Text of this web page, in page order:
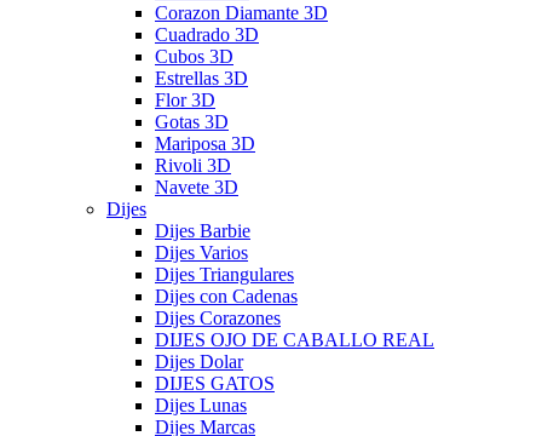
Corazon Diamante 3D
Cuadrado 3D
Cubos 3D
Estrellas 3D
Flor 3D
Gotas 3D
Mariposa 3D
Rivoli 3D
Navete 3D
Dijes
Dijes Barbie
Dijes Varios
Dijes Triangulares
Dijes con Cadenas
Dijes Corazones
DIJES OJO DE CABALLO REAL
Dijes Dolar
DIJES GATOS
Dijes Lunas
Dijes Marcas